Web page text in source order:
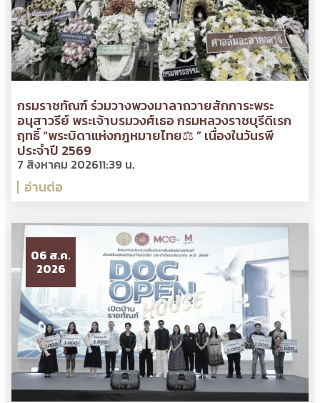
กรมราชทัณฑ์ ร่วมวางพวงมาลาถวายสักการะพระ
อนุสาวรีย์ พระเจ้าบรมวงศ์เธอ กรมหลวงราชบุรีดิเรก
ฤทธิ์ “พระบิดาแห่งกฎหมายไทย⚖ ” เนื่องในวันรพี
ประจำปี 2569
7 สิงหาคม 202611:39 น.
อ่านต่อ
06 ส.ค.
2026